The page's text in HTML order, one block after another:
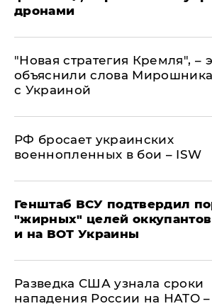
дронами
"Новая стратегия Кремля", –
объяснили слова
с Украиной
РФ бросает украинских
военнопленных в бои – ISW
Генштаб ВСУ подтвердил
"жирных" целей
и на ВОТ Украины
Разведка США узнала сроки
нападения России на НАТО –